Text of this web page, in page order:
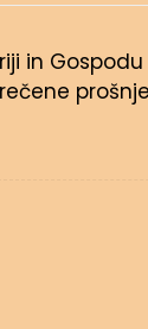
in